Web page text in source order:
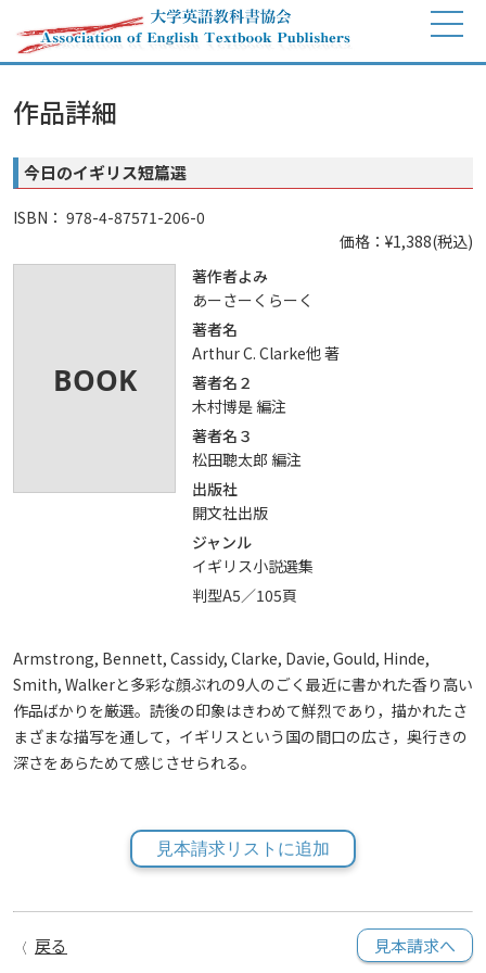
作品詳細
今日のイギリス短篇選
ISBN： 978-4-87571-206-0
価格：¥1,388(税込)
著作者よみ
あーさーくらーく
著者名
Arthur C. Clarke他 著
著者名２
木村博是 編注
著者名３
松田聰太郎 編注
出版社
開文社出版
ジャンル
イギリス小説選集
判型A5／105頁
Armstrong, Bennett, Cassidy, Clarke, Davie, Gould, Hinde,
Smith, Walkerと多彩な顔ぶれの9人のごく最近に書かれた香り高い
作品ばかりを厳選。読後の印象はきわめて鮮烈であり，描かれたさ
まざまな描写を通して，イギリスという国の間口の広さ，奥行きの
深さをあらためて感じさせられる。
見本請求リストに追加
戻る 見本請求へ